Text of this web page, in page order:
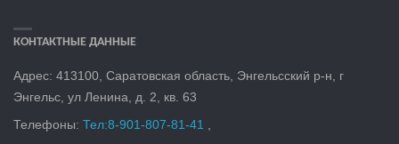
КОНТАКТНЫЕ ДАННЫЕ
Адрес: 413100, Саратовская область, Энгельсский р-н, г
Энгельс, ул Ленина, д. 2, кв. 63
Телефоны:Тел:8-901-807-81-41